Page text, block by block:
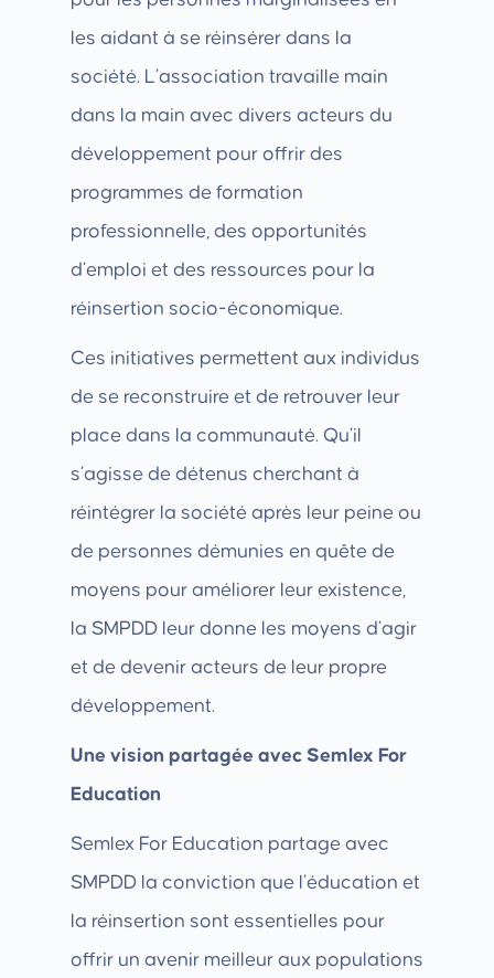
les aidant à se réinsérer dans la
société. L’association travaille main
dans la main avec divers acteurs du
développement pour offrir des
programmes de formation
professionnelle, des opportunités
d’emploi et des ressources pour la
réinsertion socio-économique.
Ces initiatives permettent aux individus
de se reconstruire et de retrouver leur
place dans la communauté. Qu’il
s’agisse de détenus cherchant à
réintégrer la société après leur peine ou
de personnes démunies en quête de
moyens pour améliorer leur existence,
la SMPDD leur donne les moyens d’agir
et de devenir acteurs de leur propre
développement.
Une vision partagée avec Semlex For
Education
Semlex For Education partage avec
SMPDD la conviction que l’éducation et
la réinsertion sont essentielles pour
offrir un avenir meilleur aux populations